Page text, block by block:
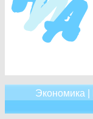
Экономика